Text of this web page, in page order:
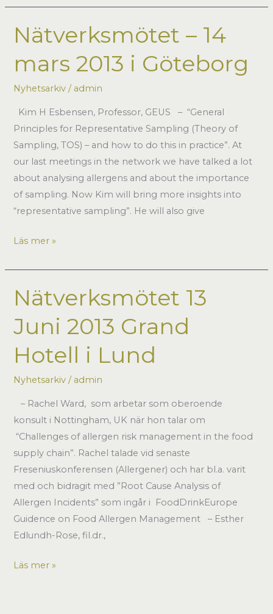
4
oktober
2012
Nätverksmötet – 14
mars 2013 i Göteborg
Nyhetsarkiv / admin
Kim H Esbensen, Professor, GEUS – “General
Principles for Representative Sampling (Theory of
Sampling, TOS) – and how to do this in practice”. At
our last meetings in the network we have talked a lot
about analysing allergens and about the importance
of sampling. Now Kim will bring more insights into
“representative sampling”. He will also give
Nätverksmötet
14
mars
2013
i
Läs mer »
Nätverksmötet 13
Juni 2013 Grand
Hotell i Lund
Nyhetsarkiv / admin
– Rachel Ward, som arbetar som oberoende
konsult i Nottingham, UK när hon talar om
“Challenges of allergen risk management in the food
supply chain”. Rachel talade vid senaste
Freseniuskonferensen (Allergener) och har bl.a. varit
med och bidragit med ”Root Cause Analysis of
Allergen Incidents” som ingår i FoodDrinkEurope
Guidence on Food Allergen Management – Esther
Edlundh-Rose, fil.dr.,
Nätverksmötet
Läs mer »